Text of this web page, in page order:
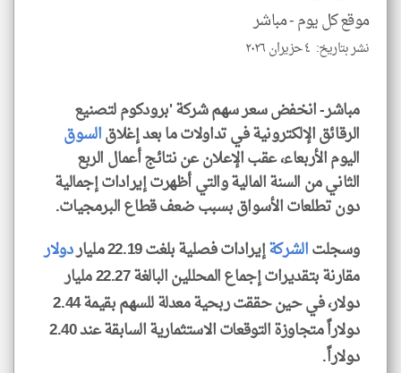
موقع كل يوم -مباشر
نشر بتاريخ: ٤ حزيران ٢٠٢٦
مباشر- انخفض سعر سهم شركة 'برودكوم لتصنيع
الرقائق الإلكترونية في تداولات ما بعد إغلاقالسوق
اليوم الأربعاء، عقب الإعلان عن نتائج أعمال الربع
الثاني من السنة المالية والتي أظهرت إيرادات إجمالية
دون تطلعات الأسواق بسبب ضعف قطاع البرمجيات.
وسجلتالشركةإيرادات فصلية بلغت 22.19 مليار
دولار
مقارنة بتقديرات إجماع المحللين البالغة 22.27 مليار
دولار، في حين حققت ربحية معدلة للسهم بقيمة 2.44
دولاراً متجاوزة التوقعات الاستثمارية السابقة عند 2.40
دولاراً.
klyoum.com